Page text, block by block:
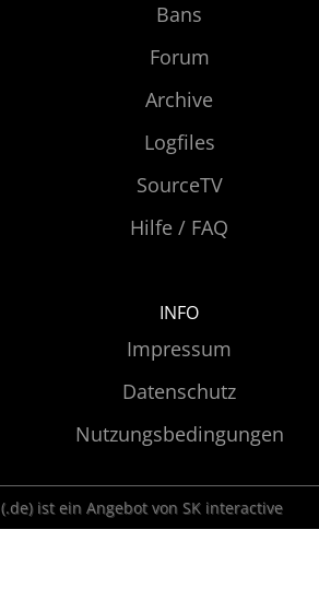
Bans
Forum
Archive
Logfiles
SourceTV
Hilfe / FAQ
INFO
Impressum
Datenschutz
Nutzungsbedingungen
(.de) ist ein Angebot von SK interactive